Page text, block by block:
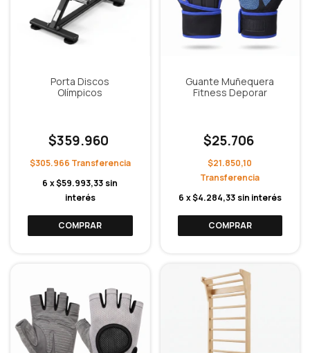
Porta Discos
Olímpicos
$359.960
$305.966
6 x$59.993,33 sin
interés
COMPRAR
Guante Muñequera
Fitness Deporar
$25.706
$21.850,10
6 x$4.284,33 sin interés
COMPRAR